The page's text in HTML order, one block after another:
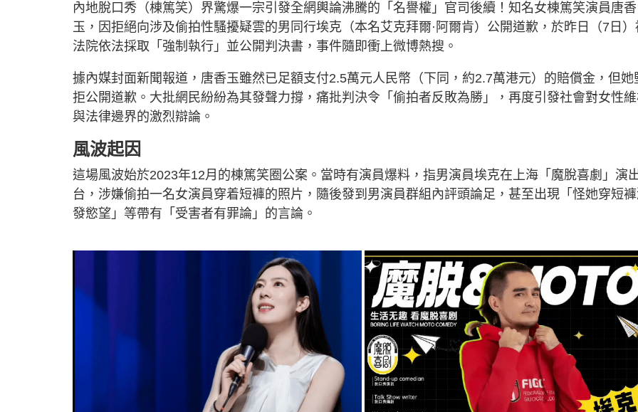
內地脫口秀（棟篤笑）界驚爆一宗引發全網輿論沸騰的「名譽權」官司後續！知名女棟篤笑演員唐香
玉，因拒絕向涉及偷拍性騷擾疑雲的男同行埃克（本名艾克拜爾·阿爾肯）公開道歉，於昨日（7日）
法院依法採取「強制執行」並公開判決書，事件隨即衝上微博熱搜。
據內媒封面新聞報道，唐香玉雖然已足額支付2.5萬元人民幣（下同，約2.7萬港元）的賠償金，但她
拒公開道歉。大批網民紛紛為其發聲力撐，痛批判決令「偷拍者反敗為勝」，再度引發社會對女性
與法律邊界的激烈辯論。
風波起因
這場風波始於2023年12月的棟篤笑圈公案。當時有演員爆料，指男演員埃克在上海「魔脫喜劇」演
台，涉嫌偷拍一名女演員穿着短褲的照片，隨後發到男演員群組內評頭論足，甚至出現「怪她穿短
發慾望」等帶有「受害者有罪論」的言論。